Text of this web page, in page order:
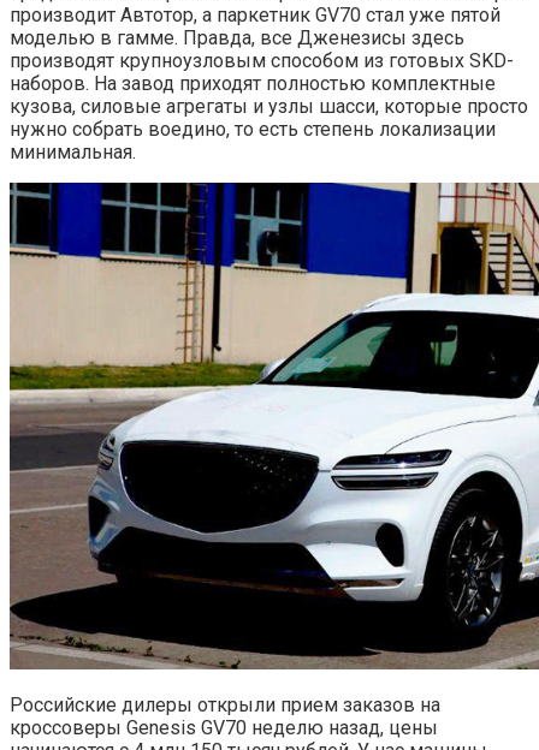
производит Автотор, а паркетник GV70 стал уже пятой
моделью в гамме. Правда, все Дженезисы здесь
производят крупноузловым способом из готовых SKD-
наборов. На завод приходят полностью комплектные
кузова, силовые агрегаты и узлы шасси, которые просто
нужно собрать воедино, то есть степень локализации
минимальная.
Российские дилеры открыли прием заказов на
кроссоверы Genesis GV70 неделю назад, цены